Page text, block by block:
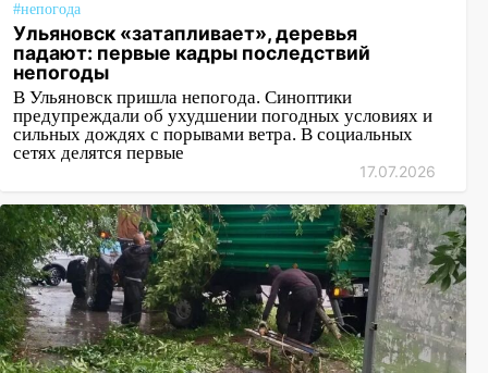
#непогода
Ульяновск «затапливает», деревья
падают: первые кадры последствий
непогоды
В Ульяновск пришла непогода. Синоптики
предупреждали об ухудшении погодных условиях и
сильных дождях с порывами ветра. В социальных
сетях делятся первые
17.07.2026